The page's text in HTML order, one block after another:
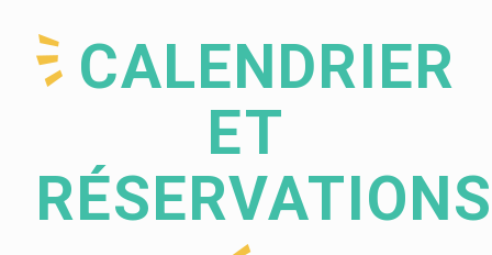
CALENDRIER
ET
RÉSERVATIONS